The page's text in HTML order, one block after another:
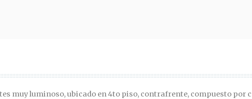
muy luminoso, ubicado en 4to piso, contrafrente, compuesto por